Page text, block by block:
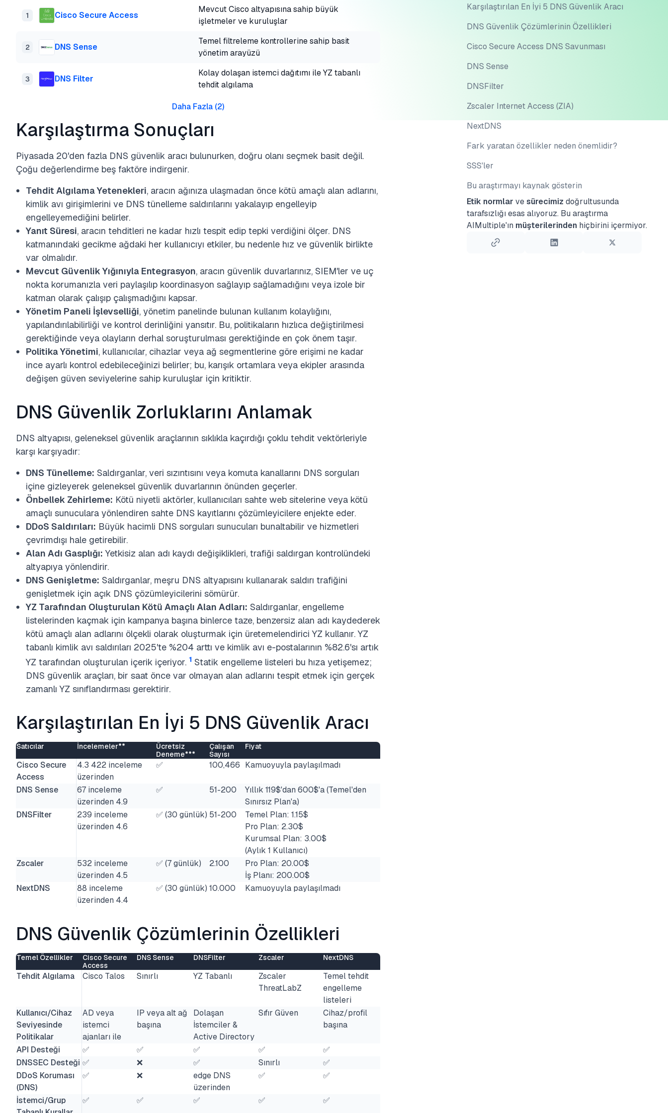
1 Cisco Secure Access
Mevcut Cisco altyapısına sahip büyük
işletmeler ve kuruluşlar
2 DNS Sense
Temel filtreleme kontrollerine sahip basit
yönetim arayüzü
3 DNS Filter
Kolay dolaşan istemci dağıtımı ile YZ tabanlı
tehdit algılama
Daha Fazla (2)
Karşılaştırma Sonuçları
Piyasada 20'den fazla DNS güvenlik aracı bulunurken, doğru olanı seçmek basit değil.
Çoğu değerlendirme beş faktöre indirgenir.
Tehdit Algılama Yetenekleri, aracın ağınıza ulaşmadan önce kötü amaçlı alan adlarını,
kimlik avı girişimlerini ve DNS tünelleme saldırılarını yakalayıp engelleyip
engelleyemediğini belirler.
Yanıt Süresi, aracın tehditleri ne kadar hızlı tespit edip tepki verdiğini ölçer. DNS
katmanındaki gecikme ağdaki her kullanıcıyı etkiler, bu nedenle hız ve güvenlik birlikte
var olmalıdır.
Mevcut Güvenlik Yığınıyla Entegrasyon, aracın güvenlik duvarlarınız, SIEM'ler ve uç
nokta korumanızla veri paylaşılıp koordinasyon sağlayıp sağlamadığını veya izole bir
katman olarak çalışıp çalışmadığını kapsar.
Yönetim Paneli İşlevselliği, yönetim panelinde bulunan kullanım kolaylığını,
yapılandırılabilirliği ve kontrol derinliğini yansıtır. Bu, politikaların hızlıca değiştirilmesi
gerektiğinde veya olayların derhal soruşturulması gerektiğinde en çok önem taşır.
Politika Yönetimi, kullanıcılar, cihazlar veya ağ segmentlerine göre erişimi ne kadar
ince ayarlı kontrol edebileceğinizi belirler; bu, karışık ortamlara veya ekipler arasında
değişen güven seviyelerine sahip kuruluşlar için kritiktir.
DNS Güvenlik Zorluklarını Anlamak
DNS altyapısı, geleneksel güvenlik araçlarının sıklıkla kaçırdığı çoklu tehdit vektörleriyle
karşı karşıyadır:
DNS Tünelleme: Saldırganlar, veri sızıntısını veya komuta kanallarını DNS sorguları
içine gizleyerek geleneksel güvenlik duvarlarının önünden geçerler.
Önbellek Zehirleme: Kötü niyetli aktörler, kullanıcıları sahte web sitelerine veya kötü
amaçlı sunuculara yönlendiren sahte DNS kayıtlarını çözümleyicilere enjekte eder.
DDoS Saldırıları: Büyük hacimli DNS sorguları sunucuları bunaltabilir ve hizmetleri
çevrimdışı hale getirebilir.
Alan Adı Gasplığı: Yetkisiz alan adı kaydı değişiklikleri, trafiği saldırgan kontrolündeki
altyapıya yönlendirir.
DNS Genişletme: Saldırganlar, meşru DNS altyapısını kullanarak saldırı trafiğini
genişletmek için açık DNS çözümleyicilerini sömürür.
YZ Tarafından Oluşturulan Kötü Amaçlı Alan Adları: Saldırganlar, engelleme
listelerinden kaçmak için kampanya başına binlerce taze, benzersiz alan adı kaydederek
kötü amaçlı alan adlarını ölçekli olarak oluşturmak için üretemelendirici YZ kullanır. YZ
tabanlı kimlik avı saldırıları 2025'te %204 arttı ve kimlik avı e-postalarının %82.6'sı artık
YZ tarafından oluşturulan içerik içeriyor. 1 Statik engelleme listeleri bu hıza yetişemez;
DNS güvenlik araçları, bir saat önce var olmayan alan adlarını tespit etmek için gerçek
zamanlı YZ sınıflandırması gerektirir.
Karşılaştırılan En İyi 5 DNS Güvenlik Aracı
Satıcılar İncelemeler**
Ücretsiz
Deneme***
Çalışan
Sayısı
Fiyat
Cisco Secure
Access
4.3 422 inceleme
üzerinden
✅ 100,466 Kamuoyuyla paylaşılmadı
DNS Sense
67 inceleme
üzerinden 4.9
✅ 51-200
Yıllık 119$'dan 600$'a (Temel'den
Sınırsız Plan'a)
DNSFilter
239 inceleme
üzerinden 4.6
✅ (30 günlük) 51-200
Temel Plan: 1.15$
Pro Plan: 2.30$
Kurumsal Plan: 3.00$
(Aylık 1 Kullanıcı)
Zscaler
532 inceleme
üzerinden 4.5
✅ (7 günlük) 2.100
Pro Plan: 20.00$
İş Planı: 200.00$
NextDNS
88 inceleme
üzerinden 4.4
✅ (30 günlük) 10.000 Kamuoyuyla paylaşılmadı
DNS Güvenlik Çözümlerinin Özellikleri
Temel Özellikler
Cisco Secure
Access
DNS Sense DNSFilter Zscaler NextDNS
Tehdit Algılama Cisco Talos Sınırlı YZ Tabanlı
Zscaler
ThreatLabZ
Temel tehdit
engelleme
listeleri
Kullanıcı/Cihaz
Seviyesinde
Politikalar
AD veya
istemci
ajanları ile
IP veya alt ağ
başına
Dolaşan
İstemciler &
Active Directory
Sıfır Güven
Cihaz/profil
başına
API Desteği ✅ ✅ ✅ ✅
✅
DNSSEC Desteği ✅ ❌ ✅ Sınırlı
✅
DDoS Koruması
(DNS)
✅ ❌
edge DNS
üzerinden
✅ ✅
İstemci/Grup
✅ ✅ ✅ ✅ ✅
Karşılaştırılan En İyi 5 DNS Güvenlik Aracı
DNS Güvenlik Çözümlerinin Özellikleri
Cisco Secure Access DNS Savunması
DNS Sense
DNSFilter
Zscaler Internet Access (ZIA)
NextDNS
Fark yaratan özellikler neden önemlidir?
SSS'ler
Bu araştırmayı kaynak gösterin
Etik normlar vesürecimiz doğrultusunda
tarafsızlığı esas alıyoruz. Bu araştırma
AIMultiple'ın müşterilerindenhiçbirini içermiyor.